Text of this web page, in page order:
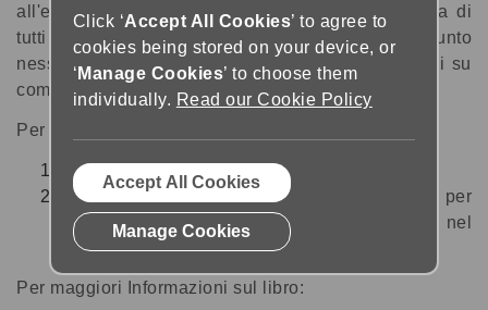
all'elenco ‘I miei libri’. L'elenco contiene una lista di
tutti I libri disponibili per la lettura. Se non hai aggiunto
nessun libro in elenco, EasyReader darà istruzioni su
come aggiungere un nuovo titolo.
Per aprire un libro nel Lettore:
Cerca un libro nell'elenco ‘I miei libri’
Fai un Tap sull'immagine di copertina del libro per
il titolo scelto.
EasyReader aprirà il libro nel
Lettore
Per maggiori Informazioni sul libro:
Click ‘Accept All Cookies’ to agree to
cookies being stored on your device, or
‘ Manage Cookies’ to choose them
individually. Read our Cookie Policy
Accept All Cookies
Manage Cookies